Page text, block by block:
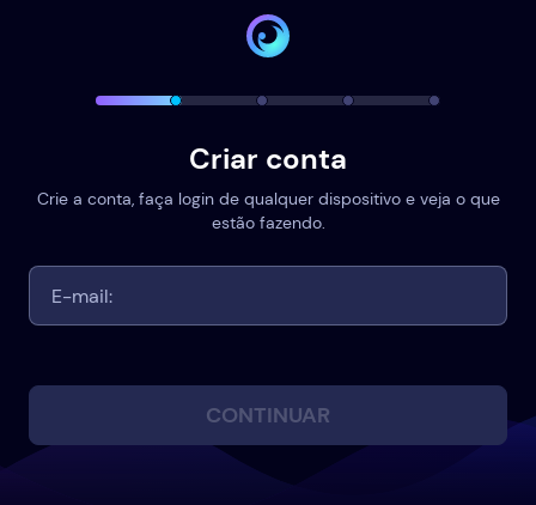
Criar conta
Crie a conta, faça login de qualquer dispositivo e veja o que
estão fazendo.
CONTINUAR